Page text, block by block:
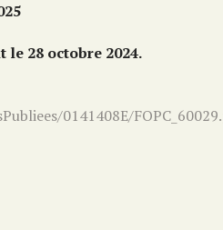
le 28 octobre 2024.
0141408E/